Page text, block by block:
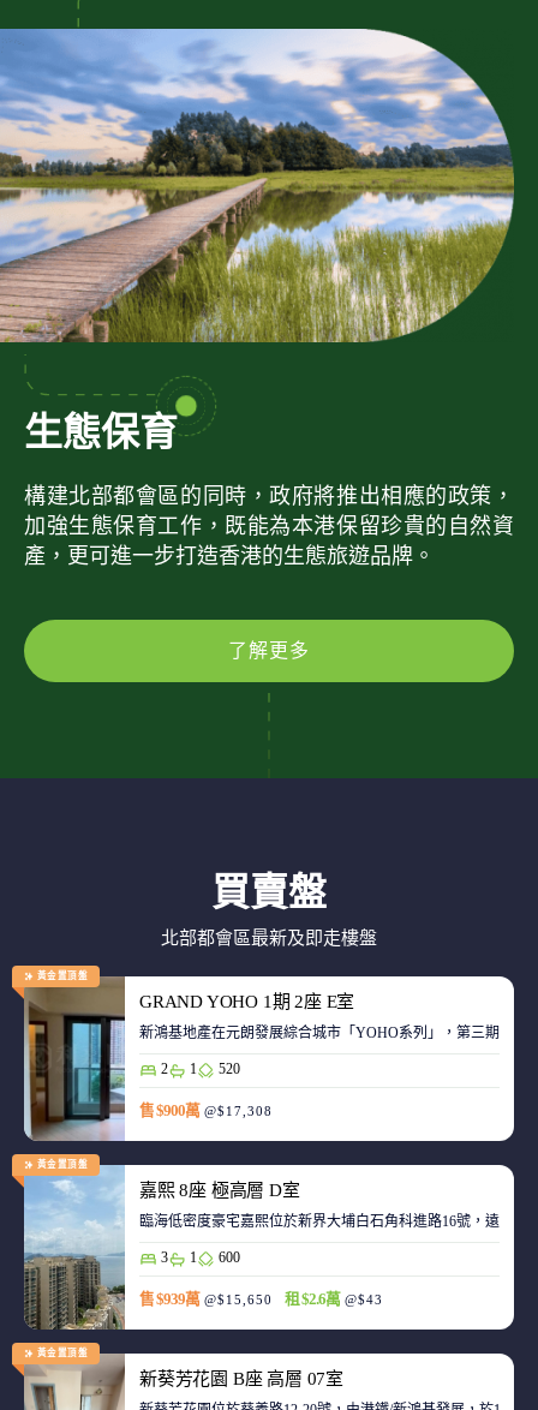
生態保育
構建北部都會區的同時，政府將推出相應的政策，
加強生態保育工作，既能為本港保留珍貴的自然資
產，更可進一步打造香港的生態旅遊品牌。
了解更多
買賣盤
北部都會區最新及即走樓盤
黃金置頂盤
GRAND YOHO 1期 2座 E室
2 1 520
售 $900萬 @$17,308
黃金置頂盤
嘉熙 8座 極高層 D室
臨海低密度豪宅嘉熙位於新界大埔白石角科進路16號，遠離
3 1 600
售 $939萬 @$15,650 租 $2.6萬 @$43
黃金置頂盤
新葵芳花園 B座 高層 07室